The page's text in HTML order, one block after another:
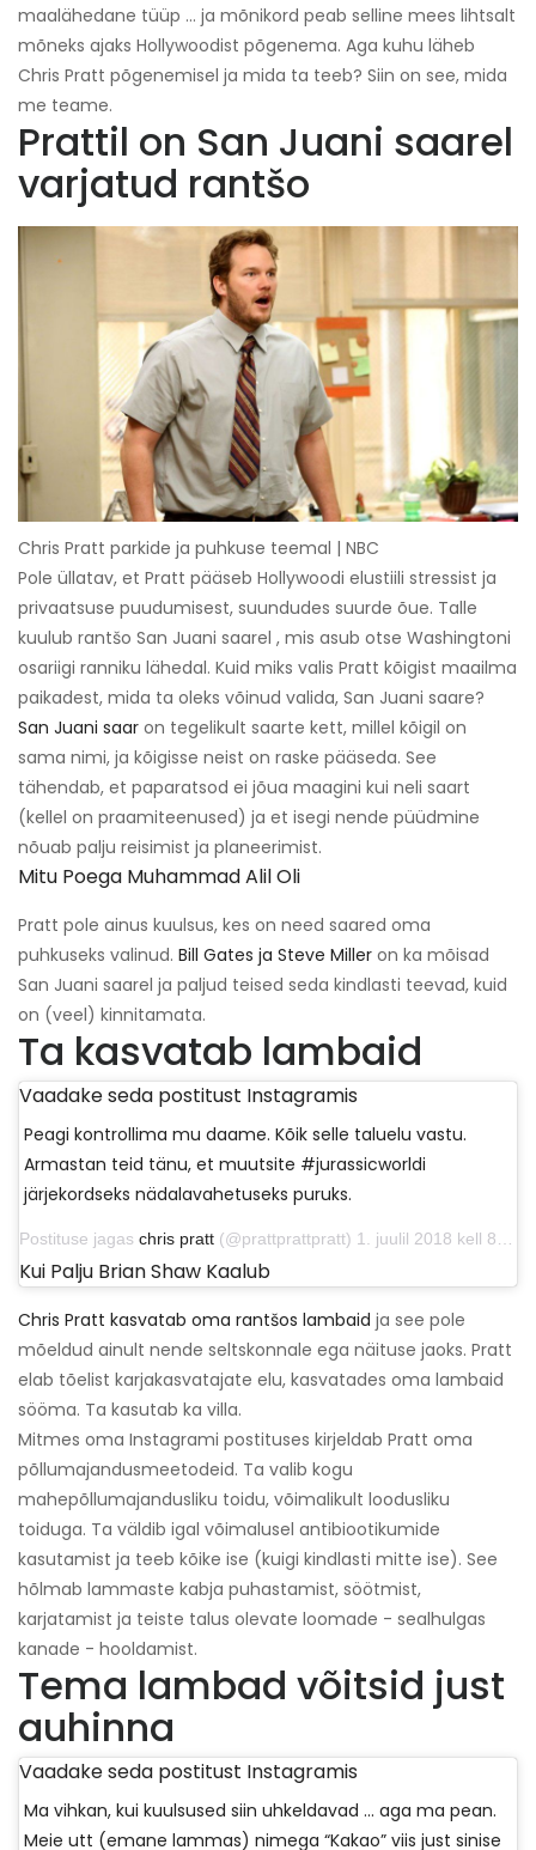
maalähedane tüüp ... ja mõnikord peab selline mees lihtsalt
mõneks ajaks Hollywoodist põgenema. Aga kuhu läheb
Chris Pratt põgenemisel ja mida ta teeb? Siin on see, mida
me teame.
Prattil on San Juani saarel
varjatud rantšo
Chris Pratt parkide ja puhkuse teemal | NBC
Pole üllatav, et Pratt pääseb Hollywoodi elustiili stressist ja
privaatsuse puudumisest, suundudes suurde õue. Talle
kuulub rantšo San Juani saarel , mis asub otse Washingtoni
osariigi ranniku lähedal. Kuid miks valis Pratt kõigist maailma
paikadest, mida ta oleks võinud valida, San Juani saare?
San Juani saar on tegelikult saarte kett, millel kõigil on
sama nimi, ja kõigisse neist on raske pääseda. See
tähendab, et paparatsod ei jõua maagini kui neli saart
(kellel on praamiteenused) ja et isegi nende püüdmine
nõuab palju reisimist ja planeerimist.
Mitu Poega Muhammad Alil Oli
Pratt pole ainus kuulsus, kes on need saared oma
puhkuseks valinud. Bill Gates ja Steve Miller on ka mõisad
San Juani saarel ja paljud teised seda kindlasti teevad, kuid
on (veel) kinnitamata.
Ta kasvatab lambaid
Vaadake seda postitust Instagramis
Peagi kontrollima mu daame. Kõik selle taluelu vastu.
Armastan teid tänu, et muutsite #jurassicworldi
järjekordseks nädalavahetuseks puruks.
Postituse jagas chris pratt (@prattprattpratt) 1. juulil 2018 kell 8:46 PDT
Kui Palju Brian Shaw Kaalub
Chris Pratt kasvatab oma rantšos lambaid ja see pole
mõeldud ainult nende seltskonnale ega näituse jaoks. Pratt
elab tõelist karjakasvatajate elu, kasvatades oma lambaid
sööma. Ta kasutab ka villa.
Mitmes oma Instagrami postituses kirjeldab Pratt oma
põllumajandusmeetodeid. Ta valib kogu
mahepõllumajandusliku toidu, võimalikult loodusliku
toiduga. Ta väldib igal võimalusel antibiootikumide
kasutamist ja teeb kõike ise (kuigi kindlasti mitte ise). See
hõlmab lammaste kabja puhastamist, söötmist,
karjatamist ja teiste talus olevate loomade - sealhulgas
kanade - hooldamist.
Tema lambad võitsid just
auhinna
Vaadake seda postitust Instagramis
Ma vihkan, kui kuulsused siin uhkeldavad ... aga ma pean.
Meie utt (emane lammas) nimega “Kakao” viis just sinise